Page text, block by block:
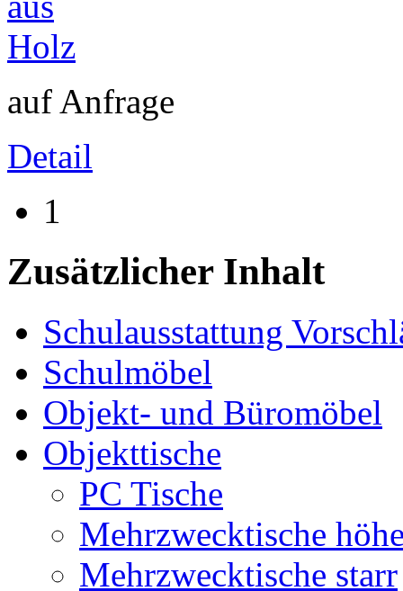
auf Anfrage
Detail
1
Zusätzlicher Inhalt
Schulausstattung
Schulmöbel
Objekt- und Büromöbel
Objekttische
PC Tische
Mehrzwecktische
Mehrzwecktische starr